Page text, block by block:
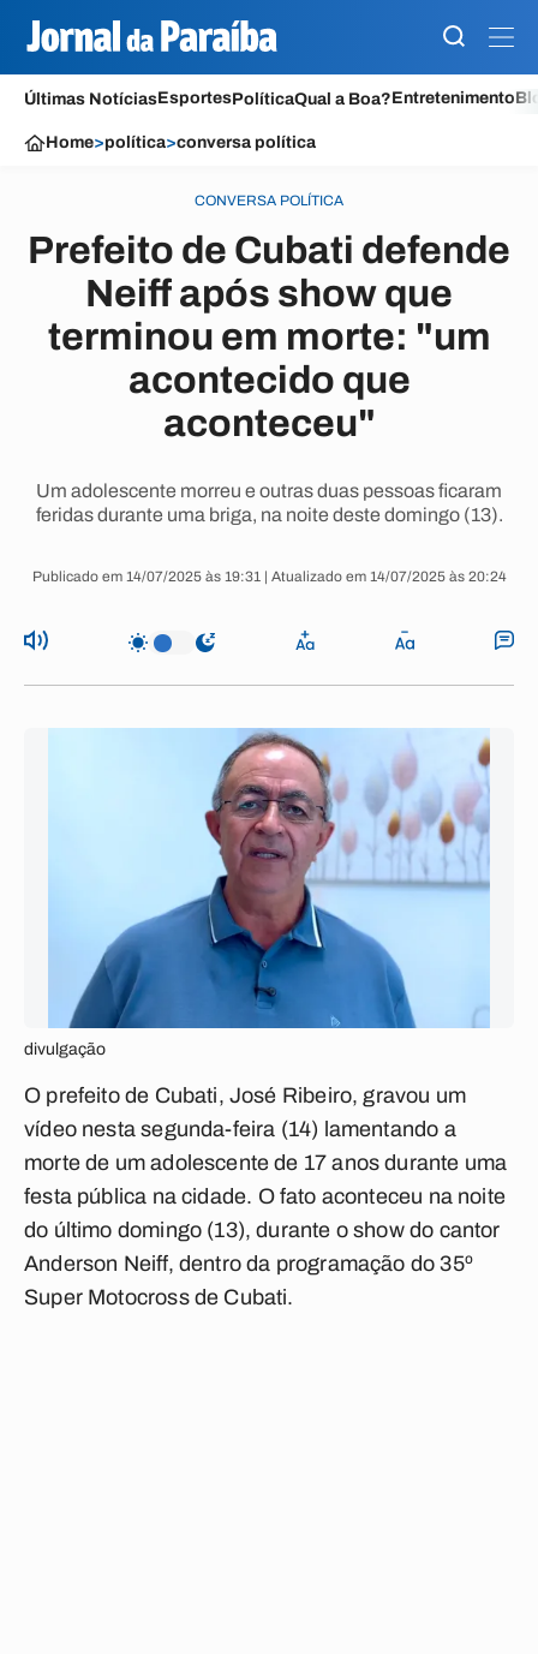
Últimas NotíciasEsportesPolíticaQual a Boa?Entretenimento
Home>política>conversa política
CONVERSA POLÍTICA
Prefeito de Cubati defende
Neiff após show que
terminou em morte: "um
acontecido que
aconteceu"
Um adolescente morreu e outras duas pessoas ficaram
feridas durante uma briga, na noite deste domingo (13).
Publicado em 14/07/2025 às 19:31 | Atualizado em 14/07/2025 às 20:24
divulgação
O prefeito de Cubati, José Ribeiro, gravou um
vídeo nesta segunda-feira (14) lamentando a
morte de um adolescente de 17 anos durante uma
festa pública na cidade. O fato aconteceu na noite
do último domingo (13), durante o show do cantor
Anderson Neiff, dentro da programação do 35º
Super Motocross de Cubati.